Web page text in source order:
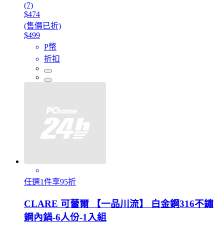
(7)
$474
(售價已折)
$499
P幣
折扣
任選1件享95折
CLARE 可蕾爾 【一品川流】 白金鋼316不鏽
鋼內鍋-6人份-1入組